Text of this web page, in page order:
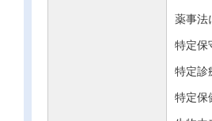
薬事
特定
特定
特定